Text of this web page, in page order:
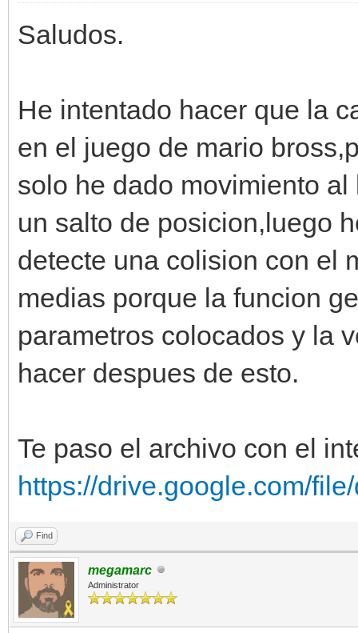
Saludos.
He intentado hacer que la
en el juego de mario
solo he dado movimiento
un salto de posicion,luego
detecte una colision con el
medias porque la funcion
parametros colocados y la
hacer despues de esto.
Te paso el archivo con el
https://drive.google.com/
Find
megamarc
Administrator